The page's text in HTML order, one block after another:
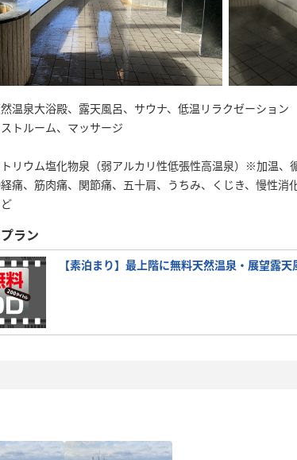
泉大浴殿、露天風呂、サウナ、低温リラクゼーション
トルーム、マッサージ
ウム塩化物泉（弱アルカリ性低張性高温泉）※加温、
筋肉痛、関節痛、五十肩、うちみ、くじき、慢性消
ラン
【素泊まり】最上階に無料天然温泉・展望露天